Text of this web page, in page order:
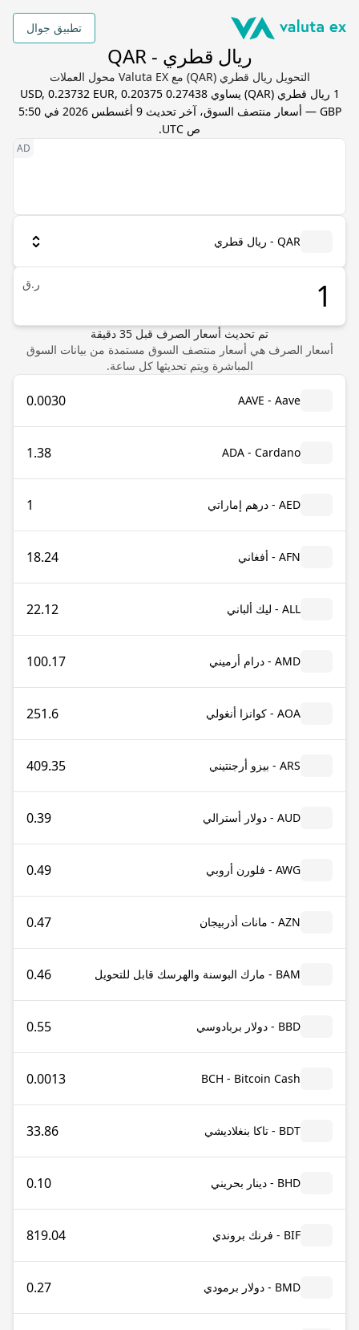
تطبيق جوال
ريال قطري - QAR
التحويل ريال قطري (QAR) مع Valuta EX محول العملات
1 ريال قطري (
QAR) يساوي
0.27438 USD, 0.23732 EUR, 0.20375
GBP — أسعار منتصف السوق، آخر تحديث
9 أغسطس 2026 في 5:50
ص UTC
.
QAR - ريال قطري
ر.ق
تم تحديث أسعار الصرف قبل 35 دقيقة
أسعار الصرف هي أسعار منتصف السوق مستمدة من بيانات السوق
المباشرة ويتم تحديثها كل ساعة.
AAVE - Aave
0.0030
ADA - Cardano
1.38
AED - درهم إماراتي 1
AFN - أفغاني 18.24
ALL - ليك ألباني 22.12
AMD - درام أرميني 100.17
AOA - كوانزا أنغولي 251.6
ARS - بيزو أرجنتيني 409.35
AUD - دولار أسترالي 0.39
AWG - فلورن أروبي 0.49
AZN - مانات أذربيجان 0.47
BAM - مارك البوسنة والهرسك قابل للتحويل 0.46
BBD - دولار بربادوسي 0.55
BCH - Bitcoin Cash
0.0013
BDT - تاكا بنغلاديشي 33.86
BHD - دينار بحريني 0.10
BIF - فرنك بروندي 819.04
BMD - دولار برمودي 0.27